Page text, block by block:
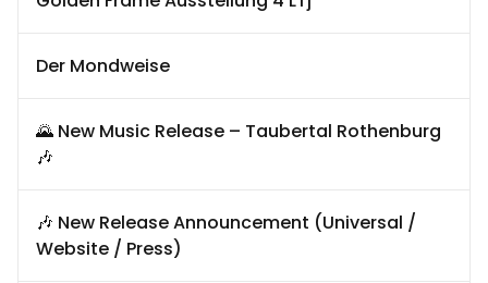
Der Mondweise
🌄 New Music Release – Taubertal Rothenburg
🎶
🎶 New Release Announcement (Universal /
Website / Press)